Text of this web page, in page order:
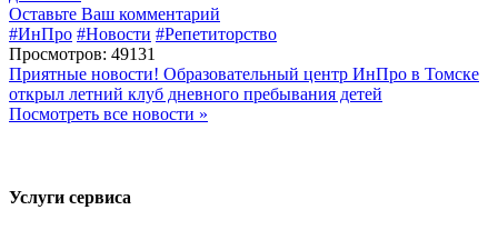
Оставьте Ваш комментарий
#ИнПро #Новости #Репетиторство
Просмотров: 49131
Приятные новости! Образовательный центр ИнПро в Томске
открыл летний клуб дневного пребывания детей
Посмотреть все новости »
Услуги сервиса